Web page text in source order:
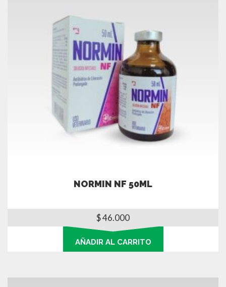
NORMIN NF 50ML
$46.000
AÑADIR AL CARRITO